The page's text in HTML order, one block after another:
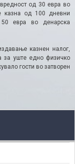
од 30 евра во
казна од 100 дневни
евра во денарска
казнен налог,
за уште едно физичко
гости во затворен